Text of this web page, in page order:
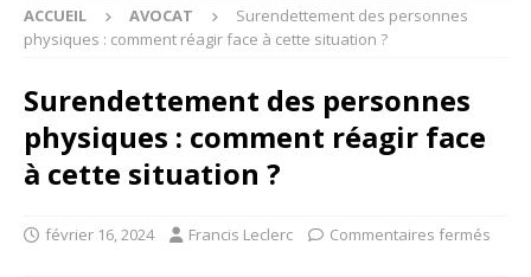
ACCUEIL AVOCAT
Surendettement des personnes
physiques : comment réagir face à cette situation ?
Surendettement des personnes
physiques : comment réagir face
à cette situation ?
février 16, 2024 Francis Leclerc Commentaires fermés